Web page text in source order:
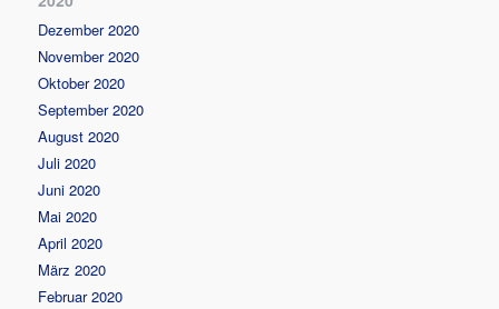
Dezember 2020
November 2020
Oktober 2020
September 2020
August 2020
Juli 2020
Juni 2020
Mai 2020
April 2020
März 2020
Februar 2020